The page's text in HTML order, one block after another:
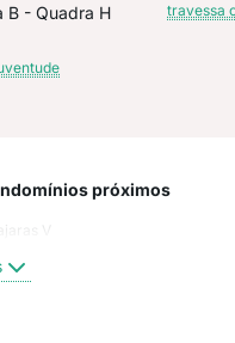
B - Quadra H
travessa
próximos
V